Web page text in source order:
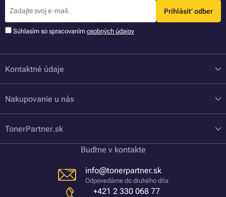
Prihlásiť odber
Súhlasím so spracovaním osobných údajov
Kontaktné údaje
Nakupovanie u nás
TonerPartner.sk
Buďme v kontakte
info@tonerpartner.sk
Odpovedáme do druhého dňa
+421 2 330 068 77